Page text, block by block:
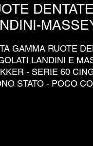
GAMMA RUOTE
LANDINI E
- SERIE 60
STATO - POCO